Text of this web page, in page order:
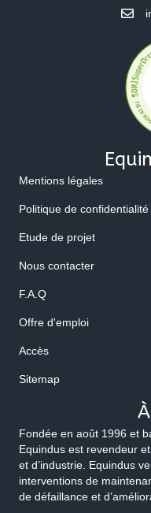
Mentions légales
Politique de confidentialité
Etude de projet
Nous contacter
F.A.Q
Offre d'emploi
Accès
Sitemap
Fondée en août 1996 et
Equindus est revendeur
et d’industrie. Equindus
interventions de
de défaillance et